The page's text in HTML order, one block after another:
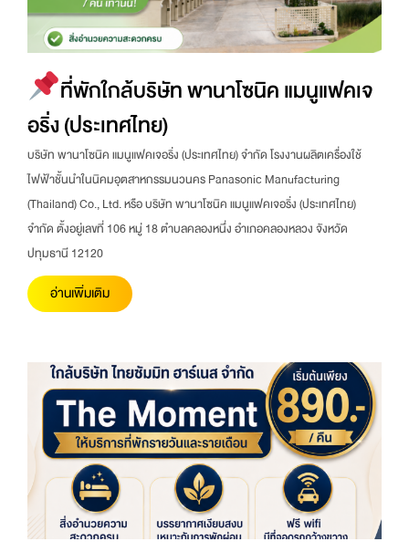
ที่พักใกล้บริษัท พานาโซนิค แมนูแฟคเจ
อริ่ง (ประเทศไทย)
บริษัท พานาโซนิค แมนูแฟคเจอริ่ง (ประเทศไทย) จำกัด โรงงานผลิตเครื่องใช้
ไฟฟ้าชั้นนำในนิคมอุตสาหกรรมนวนคร Panasonic Manufacturing
(Thailand) Co., Ltd. หรือ บริษัท พานาโซนิค แมนูแฟคเจอริ่ง (ประเทศไทย)
จำกัด ตั้งอยู่เลขที่ 106 หมู่ 18 ตำบลคลองหนึ่ง อำเภอคลองหลวง จังหวัด
ปทุมธานี 12120
อ่านเพิ่มเติม